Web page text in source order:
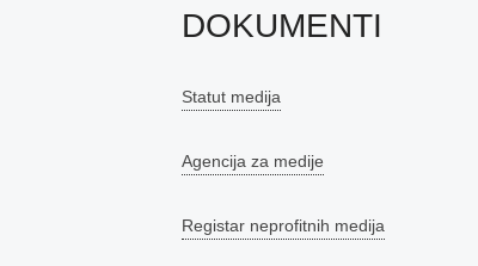
DOKUMENTI
Statut medija
Agencija za medije
Registar neprofitnih medija